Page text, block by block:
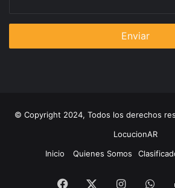
© Copyright 2024, Todos los derechos
LocucionAR
Inicio
Quienes Somos
Facebook
Twitter